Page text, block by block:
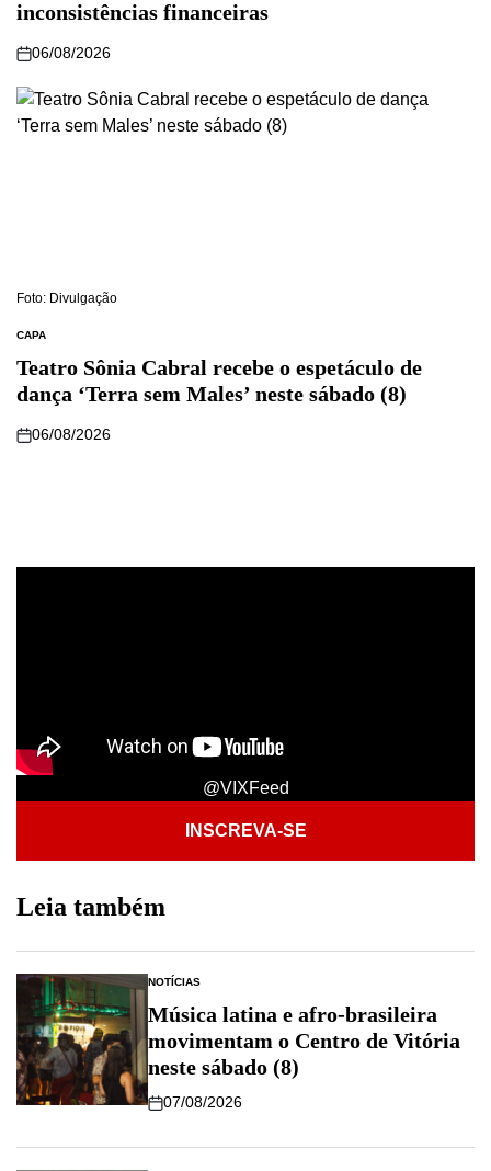
inconsistências financeiras
06/08/2026
Foto: Divulgação
CAPA
Teatro Sônia Cabral recebe o espetáculo de
dança ‘Terra sem Males’ neste sábado (8)
06/08/2026
@VIXFeed
INSCREVA-SE
Leia também
NOTÍCIAS
Música latina e afro-brasileira
movimentam o Centro de Vitória
neste sábado (8)
07/08/2026